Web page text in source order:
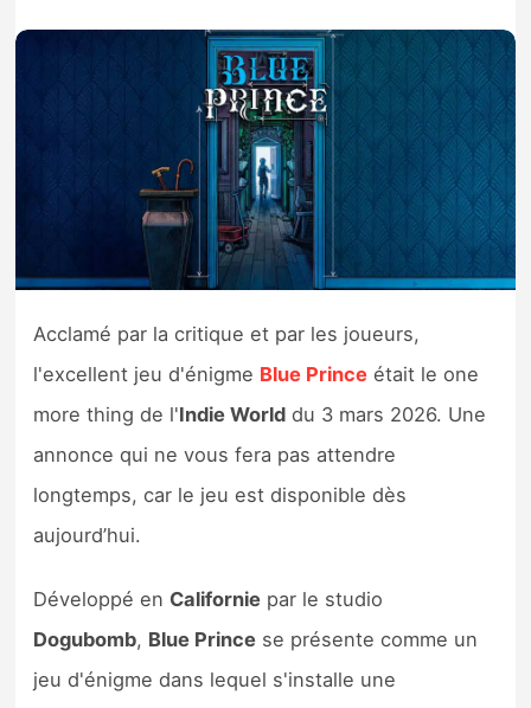
Chiffres de ventes
Nintendo Direct
Tests et previews
Tests de jeux
Tests d’accessoires
Previews
Précommandes
Précommandes jeux Switch 2
Sorties de jeux
Acclamé par la critique et par les joueurs,
l'excellent jeu d'énigme Blue Prince était le one
more thing de l'Indie World du 3 mars 2026. Une
annonce qui ne vous fera pas attendre
longtemps, car le jeu est disponible dès
aujourd’hui.
Développé en Californie par le studio
Dogubomb, Blue Prince se présente comme un
jeu d'énigme dans lequel s'installe une